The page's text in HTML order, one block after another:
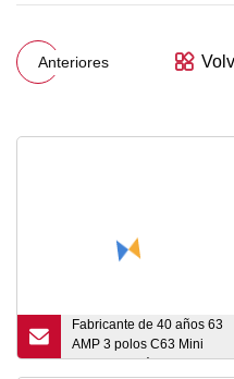
Anteriores
Fabricante de 40 años 63
AMP 3 polos C63 Mini
disyuntor trifásico AC 6ka